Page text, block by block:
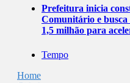
Prefeitura inicia
Comunitário e
1,5 milhão para
Tempo
Home